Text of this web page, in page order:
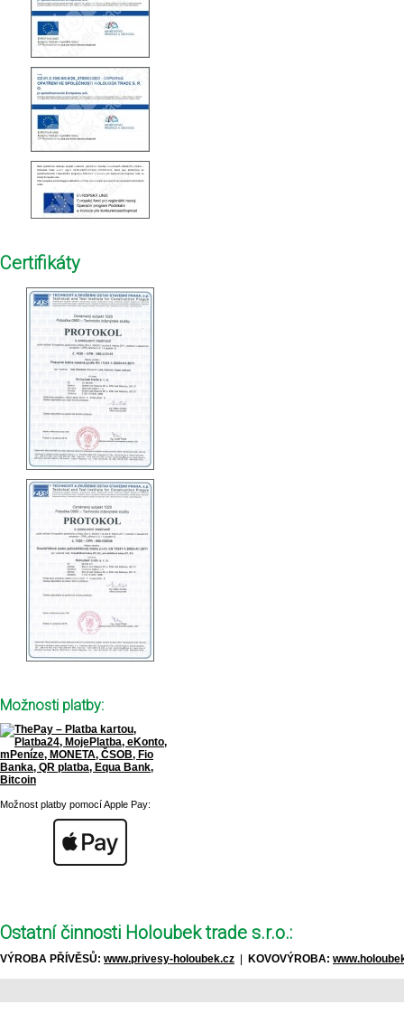
Certifikáty
Možnosti platby:
Možnost platby pomocí Apple Pay:
Ostatní činnosti Holoubek trade s.r.o.:
VÝROBA PŘÍVĚSŮ: www.privesy-holoubek.cz KOVOVÝROBA: